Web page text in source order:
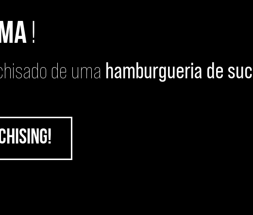
!
de uma hamburgueria de